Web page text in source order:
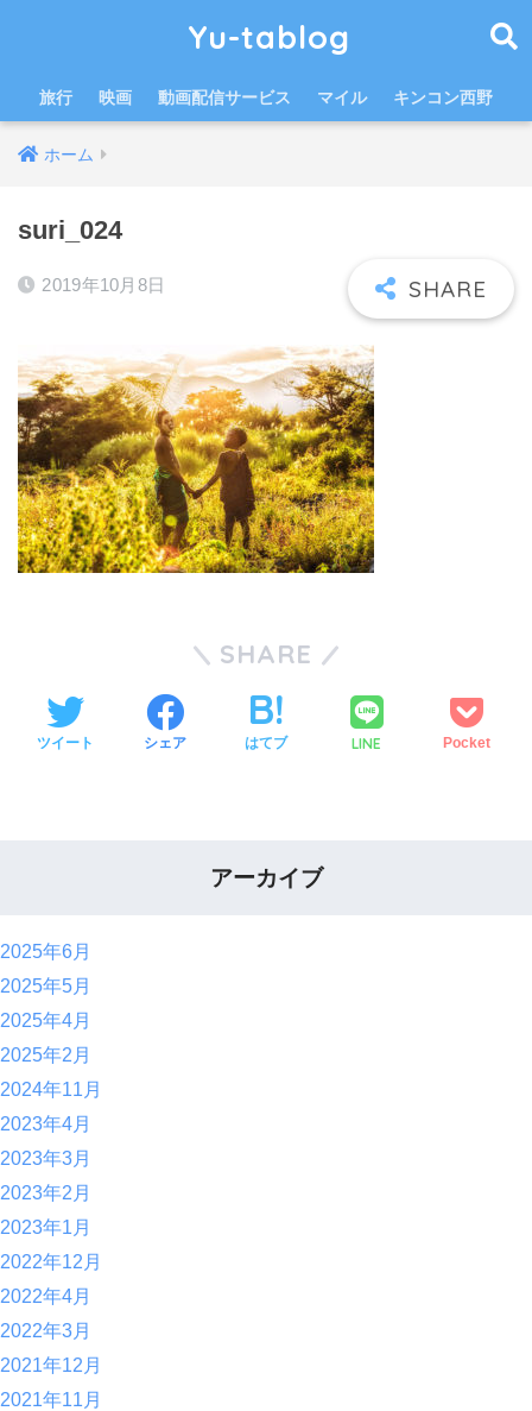
Yu-tablog
旅行 映画 動画配信サービス マイル キンコン西野
ホーム
suri_024
2019年10月8日
SHARE
ツイート シェア はてブ LINE Pocket
アーカイブ
2025年6月
2025年5月
2025年4月
2025年2月
2024年11月
2023年4月
2023年3月
2023年2月
2023年1月
2022年12月
2022年4月
2022年3月
2021年12月
2021年11月